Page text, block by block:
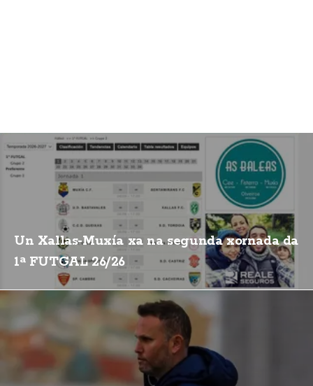
Un Xallas-Muxía xa na segunda xornada da
1ª FUTGAL 26/26